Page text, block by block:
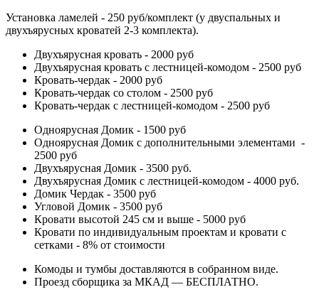
Установка ламелей - 250 руб/комплект (у двуспальных и
двухъярусных кроватей 2-3 комплекта).
Двухъярусная кровать - 2000 руб
Двухъярусная кровать с лестницей-комодом - 2500 руб
Кровать-чердак - 2000 руб
Кровать-чердак со столом - 2500 руб
Кровать-чердак с лестницей-комодом - 2500 руб
Одноярусная Домик - 1500 руб
Одноярусная Домик с дополнительными элементами -
2500 руб
Двухъярусная Домик - 3500 руб.
Двухъярусная Домик с лестницей-комодом - 4000 руб.
Домик Чердак - 3500 руб
Угловой Домик - 3500 руб
Кровати высотой 245 см и выше - 5000 руб
Кровати по индивидуальным проектам и кровати с
сетками - 8% от стоимости
Комоды и тумбы доставляются в собранном виде.
Проезд сборщика за МКАД — БЕСПЛАТНО.